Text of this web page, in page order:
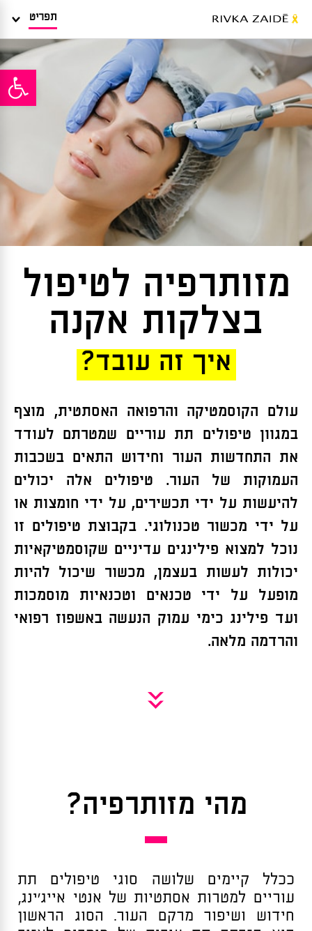
פתח
תפריט
מזותרפיה לטיפול
בצלקות אקנה
איך זה עובד?
עולם הקוסמטיקה והרפואה האסתטית, מוצף
במגוון טיפולים תת עוריים שמטרתם לעודד
את התחדשות העור וחידוש התאים בשכבות
העמוקות של העור. טיפולים אלה יכולים
להיעשות על ידי תכשירים, על ידי חומצות או
על ידי מכשור טכנולוגי. בקבוצת טיפולים זו
נוכל למצוא פילינגים עדיניים שקוסמטיקאיות
יכולות לעשות בעצמן, מכשור שיכול להיות
מופעל על ידי טכנאים וטכנאיות מוסמכות
ועד פילינג כימי עמוק הנעשה באשפוז רפואי
והרדמה מלאה.
»
מהי מזותרפיה?
ככלל קיימים שלושה סוגי טיפולים תת
עוריים למטרות אסתטיות של אנטי אייג’ינג,
חידוש ושיפור מרקם העור. הסוג הראשון